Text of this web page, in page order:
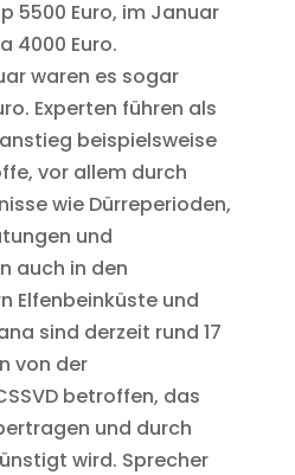
5500 Euro, im Januar
4000 Euro.
waren es sogar
Experten führen als
beispielsweise
vor allem durch
wie Dürreperioden,
und
auch in den
Elfenbeinküste und
sind derzeit rund 17
von der
betroffen, das
und durch
wird. Sprecher